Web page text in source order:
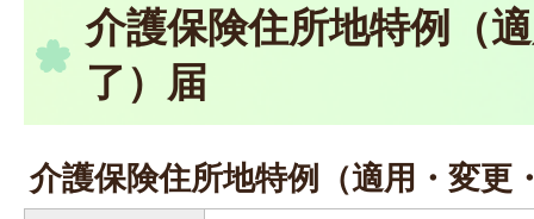
介護保険住所地特例（
了）届
介護保険住所地特例（適用・変更